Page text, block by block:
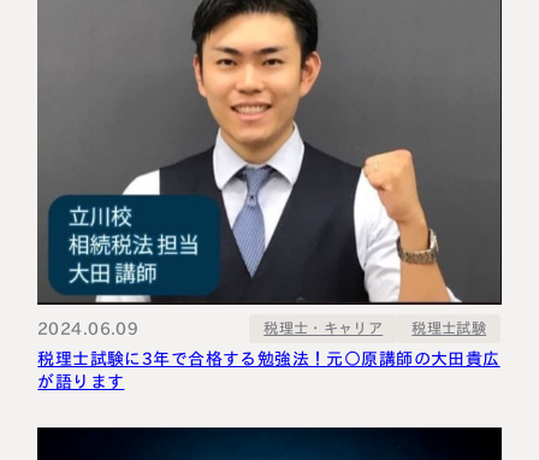
2024.06.09 税理士・キャリア 税理士試験
税理士試験に3年で合格する勉強法！元○原講師の大田貴広
が語ります